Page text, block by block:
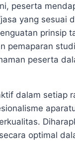
peserta
yang sesuai
prinsip
pemaparan
peserta
dalam setiap
optimal